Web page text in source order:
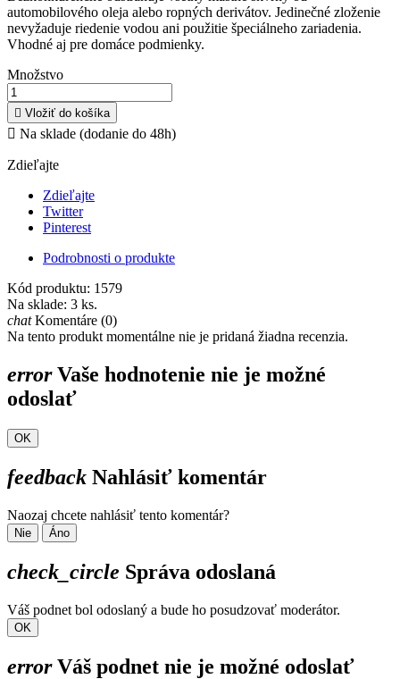
automobilového oleja alebo ropných derivátov. Jedinečné zloženie
nevyžaduje riedenie vodou ani použitie špeciálneho zariadenia.
Vhodné aj pre domáce podmienky.
Množstvo
 Vložiť do košíka
 Na sklade (dodanie do 48h)
Zdieľajte
Zdieľajte
Twitter
Pinterest
Podrobnosti o produkte
Kód produktu: 1579
Na sklade: 3 ks.
chatKomentáre (0)
Na tento produkt momentálne nie je pridaná žiadna recenzia.
errorVaše hodnotenie nie je možné
odoslať
OK
feedback Nahlásiť komentár
Naozaj chcete nahlásiť tento komentár?
Nie Áno
check_circle Správa odoslaná
Váš podnet bol odoslaný a bude ho posudzovať moderátor.
OK
errorVáš podnet nie je možné odoslať